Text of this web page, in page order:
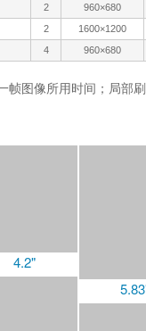
2
960×680
2
1600×1200
4 960×680
帧图像所用时间；局部
4.2"